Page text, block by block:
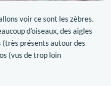
voir ce sont les zèbres.
d’oiseaux, des aigles
(très présents autour des
(vus de trop loin